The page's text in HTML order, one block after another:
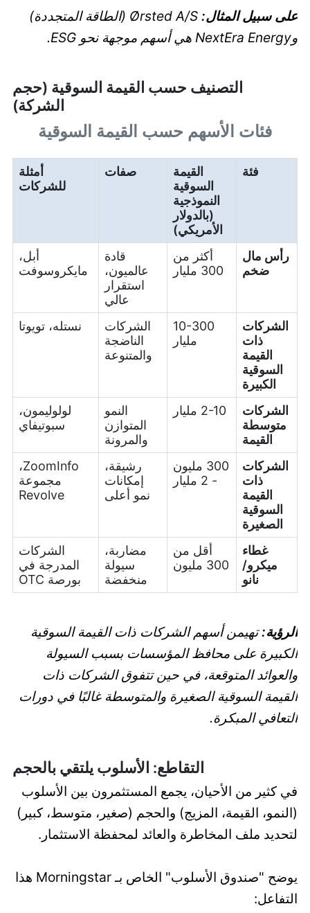
على سبيل المثال:
Ørsted A/S (الطاقة المتجددة)
وNextEra Energy هي أسهم موجهة نحو ESG.
التصنيف حسب القيمة السوقية (حجم
الشركة)
فئات الأسهم حسب القيمة السوقية
فئة
القيمة
السوقية
النموذجية
(بالدولار
الأمريكي)
صفات
أمثلة
للشركات
رأس مال
ضخم
أكثر من
300 مليار
قادة
عالميون،
استقرار
عالي
أبل،
مايكروسوفت
الشركات
ذات
القيمة
السوقية
الكبيرة
10-300
مليار
الشركات
الناضجة
والمتنوعة
نستله، تويوتا
الشركات
متوسطة
القيمة
2-10 مليار
النمو
المتوازن
والمرونة
لولوليمون،
سبوتيفاي
الشركات
ذات
القيمة
السوقية
الصغيرة
300 مليون
- 2 مليار
رشيقة،
إمكانات
نمو أعلى
ZoomInfo،
مجموعة
Revolve
غطاء
ميكرو/
نانو
أقل من
300 مليون
مضاربة،
سيولة
منخفضة
الشركات
المدرجة في
بورصة OTC
الرؤية: تهيمن أسهم الشركات ذات القيمة السوقية
الكبيرة على محافظ المؤسسات بسبب السيولة
والعوائد المتوقعة، في حين تتفوق الشركات ذات
القيمة السوقية الصغيرة والمتوسطة غالبًا في دورات
التعافي المبكرة.
التقاطع: الأسلوب يلتقي بالحجم
في كثير من الأحيان، يجمع المستثمرون بين الأسلوب
(النمو، القيمة، المزيج) والحجم (صغير، متوسط، كبير)
لتحديد ملف المخاطرة والعائد لمحفظة الاستثمار.
يوضح "صندوق الأسلوب" الخاص بـ Morningstar هذا
التفاعل: